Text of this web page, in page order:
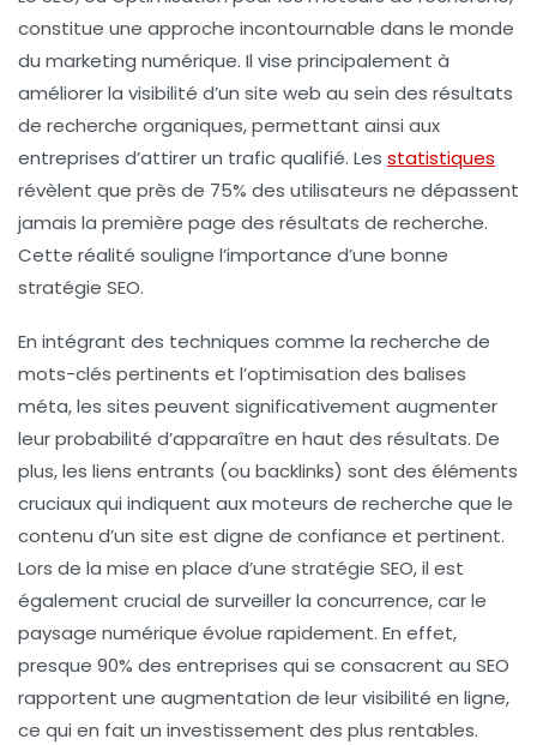
constitue une approche incontournable dans le monde
du marketing numérique. Il vise principalement à
améliorer la visibilité d’un site web au sein des résultats
de recherche organiques, permettant ainsi aux
entreprises d’attirer un trafic qualifié. Les statistiques
révèlent que près de 75% des utilisateurs ne dépassent
jamais la première page des résultats de recherche.
Cette réalité souligne l’importance d’une bonne
stratégie SEO.
En intégrant des techniques comme la recherche de
mots-clés pertinents et l’optimisation des balises
méta, les sites peuvent significativement augmenter
leur probabilité d’apparaître en haut des résultats. De
plus, les liens entrants (ou backlinks) sont des éléments
cruciaux qui indiquent aux moteurs de recherche que le
contenu d’un site est digne de confiance et pertinent.
Lors de la mise en place d’une stratégie SEO, il est
également crucial de surveiller la concurrence, car le
paysage numérique évolue rapidement. En effet,
presque 90% des entreprises qui se consacrent au SEO
rapportent une augmentation de leur visibilité en ligne,
ce qui en fait un investissement des plus rentables.